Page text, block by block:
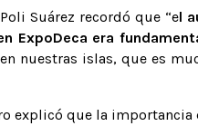
Suárez recordó que “el
ExpoDeca era
nuestras islas, que es
explicó que la